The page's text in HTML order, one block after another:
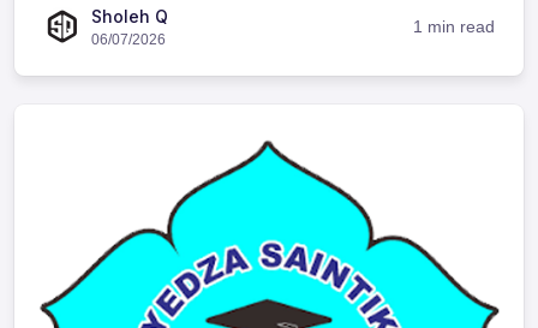
Sholeh Q
06/07/2026
1 min read